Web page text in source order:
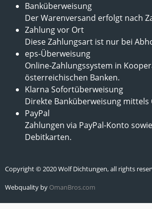
Banküberweisung
Der Warenversand erfolgt nach
Zahlung vor Ort
Diese Zahlungsart ist nur bei
eps-Überweisung
Online-Zahlungssystem in
österreichischen Banken.
Klarna Sofortüberweisung
Direkte Banküberweisung mittels
PayPal
Zahlungen via PayPal-Konto
Debitkarten.
Copyright © 2020 Wolf Dichtungen, all rights
Webquality by OmanBros.com